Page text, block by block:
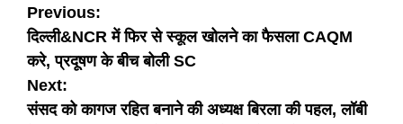
Post
navigation
Previous:
दिल्ली&NCR में फिर से स्कूल खोलने का फैसला CAQM
करे, प्रदूषण के बीच बोली SC
Next:
संसद को कागज रहित बनाने की अध्यक्ष बिरला की पहल, लॉबी